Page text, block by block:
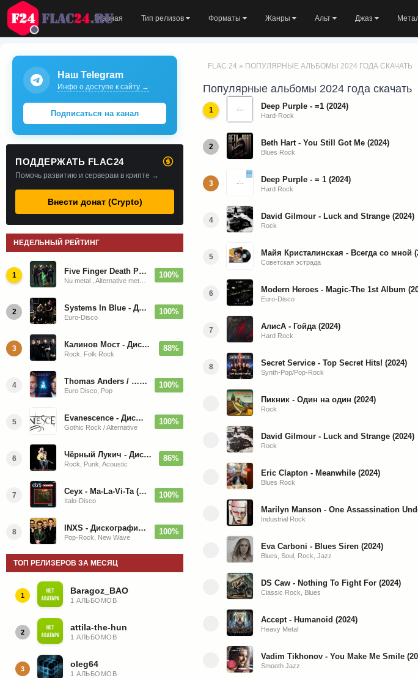
Главная Тип релизов Форматы Жанры Альт Джаз
FLAC 24 » ПОПУЛЯРНЫЕ АЛЬБОМЫ 2024 ГОДА СКАЧАТЬ
Популярные альбомы 2024 года скачать
1 Deep Purple - =1 (2024)
Hard-Rock
2 Beth Hart - You Still Got Me (2024)
Blues Rock
3 Deep Purple - = 1 (2024)
Hard Rock
4 David Gilmour - Luck and Strange (2024)
Rock
5 Майя Кристалинская - Всегда со мной
Советская эстрада
6 Modern Heroes - Magic-The 1st Album
Euro-Disco
7 АлисА - Гойда (2024)
Hard Rock
8 Secret Service - Top Secret Hits! (2024)
Synth-Pop/Pop-Rock
Пикник - Один на один (2024)
Rock
David Gilmour - Luck and Strange (2024)
Rock
Eric Clapton - Meanwhile (2024)
Blues Rock
Marilyn Manson - One Assassination
Industrial Rock
Eva Carboni - Blues Siren (2024)
Blues, Soul, Rock, Jazz
DS Caw - Nothing To Fight For (2024)
Classic Rock, Blues
Accept - Humanoid (2024)
Heavy Metal
Vadim Tikhonov - You Make Me Smile
Smooth Jazz
Наш Telegram
Инфо о доступе к сайту →
Подписаться на канал
ПОДДЕРЖАТЬ FLAC24
Помочь развитию и серверам в крипте →
Внести донат (Crypto)
НЕДЕЛЬНЫЙ РЕЙТИНГ
1 Five Finger Death Punch - Дискография (2008-2026) 100%
2 Systems In Blue - Дискография (2020-2026)
Euro-Disco
100%
3 Калинов Мост - Дискография (1986-2026)
Rock, Folk Rock
88%
4 Thomas Anders / … Sings Modern Talking: The Best hi-res
Euro Disco, Pop
100%
5 Evanescence - Дискография (1998-2026)
Gothic Rock / Alternative
100%
6 Чёрный Лукич - Дискография (1987-2014)
Rock, Punk, Acoustic
86%
7 Ceyx - Ma-La-Vi-Ta (12'' Maxi-Single)
Italo-Disco
100%
8 INXS - Дискография (1981-2004)
Pop-Rock, New Wave
100%
ТОП РЕЛИЗЕРОВ ЗА МЕСЯЦ
1 Baragoz_BAO
1 АЛЬБОМОВ
2 attila-the-hun
1 АЛЬБОМОВ
3 oleg64
1 АЛЬБОМОВ